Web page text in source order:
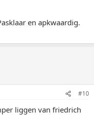
en apkwaardig.
#10
liggen van friedrich